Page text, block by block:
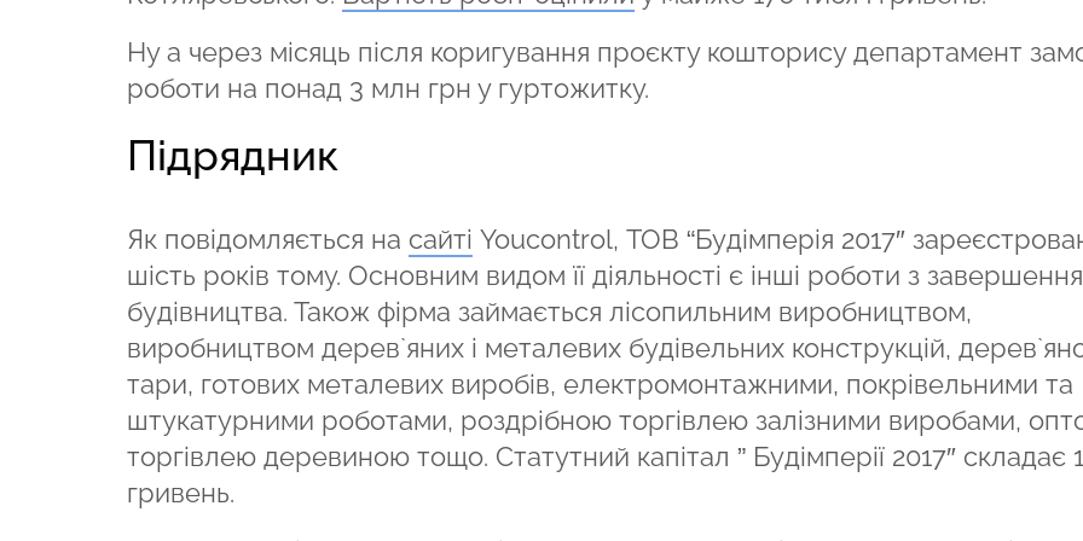
Ну а через місяць після коригування проєкту кошторису департамент
роботи на понад 3 млн грн у гуртожитку.
Підрядник
Як повідомляється на сайті Youcontrol, ТОВ “Будімперія 2017″
шість років тому. Основним видом її діяльності є інші роботи з завершення
будівництва. Також фірма займається лісопильним виробництвом,
виробництвом дерев`яних і металевих будівельних конструкцій,
тари, готових металевих виробів, електромонтажними, покрівельними та
штукатурними роботами, роздрібною торгівлею залізними виробами,
торгівлею деревиною тощо. Статутний капітал ” Будімперії 2017″ складає
гривень.